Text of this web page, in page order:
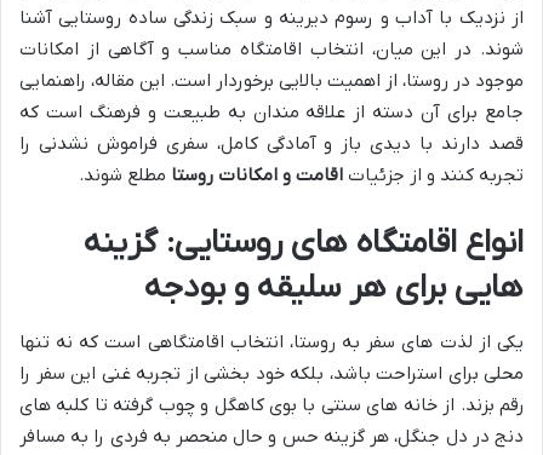
از نزدیک با آداب و رسوم دیرینه و سبک زندگی ساده روستایی آشنا
شوند. در این میان، انتخاب اقامتگاه مناسب و آگاهی از امکانات
موجود در روستا، از اهمیت بالایی برخوردار است. این مقاله، راهنمایی
جامع برای آن دسته از علاقه مندان به طبیعت و فرهنگ است که
قصد دارند با دیدی باز و آمادگی کامل، سفری فراموش نشدنی را
تجربه کنند و از جزئیات اقامت و امکانات روستا مطلع شوند.
انواع اقامتگاه های روستایی: گزینه
هایی برای هر سلیقه و بودجه
یکی از لذت های سفر به روستا، انتخاب اقامتگاهی است که نه تنها
محلی برای استراحت باشد، بلکه خود بخشی از تجربه غنی این سفر را
رقم بزند. از خانه های سنتی با بوی کاهگل و چوب گرفته تا کلبه های
دنج در دل جنگل، هر گزینه حس و حال منحصر به فردی را به مسافر